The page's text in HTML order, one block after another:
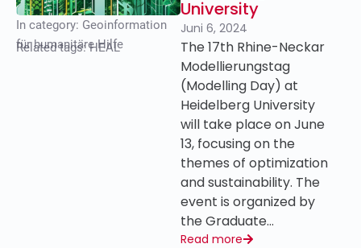
In category: Geoinformation
für humanitäre Hilfe
Related tags:HEAL
University
Juni 6, 2024
The 17th Rhine-Neckar
Modellierungstag
(Modelling Day) at
Heidelberg University
will take place on June
13, focusing on the
themes of optimization
and sustainability. The
event is organized by
the Graduate…
Read more